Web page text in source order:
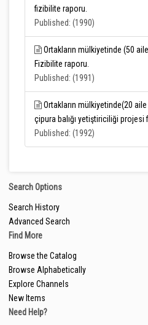
fizibilite raporu.
Published: (1990)
Ortakların mülkiyetinde (50
Fizibilite raporu.
Published: (1991)
Ortakların mülkiyetinde(20
çipura balığı yetiştiriciliği projesi
Published: (1992)
Search Options
Search History
Advanced Search
Find More
Browse the Catalog
Browse Alphabetically
Explore Channels
New Items
Need Help?